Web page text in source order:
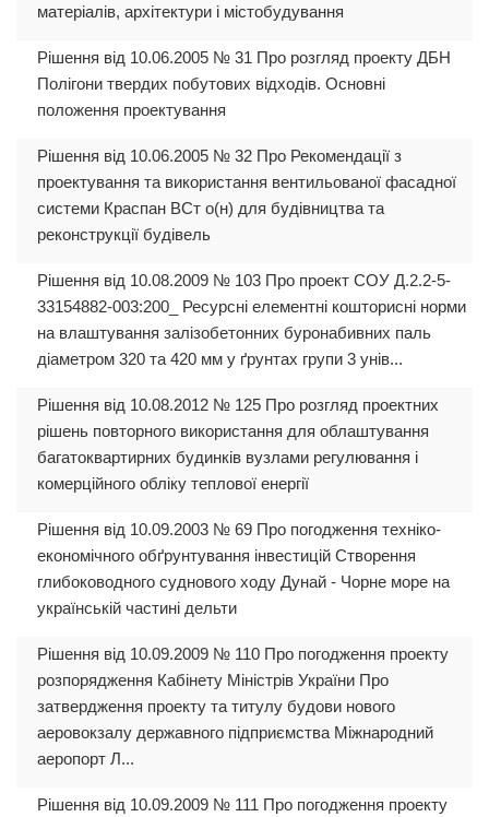
матеріалів, архітектури і містобудування
Рішення від 10.06.2005 № 31 Про розгляд проекту ДБН
Полігони твердих побутових відходів. Основні
положення проектування
Рішення від 10.06.2005 № 32 Про Рекомендації з
проектування та використання вентильованої фасадної
системи Краспан ВСт о(н) для будівництва та
реконструкції будівель
Рішення від 10.08.2009 № 103 Про проект СОУ Д.2.2-5-
33154882-003:200_ Ресурсні елементні кошторисні норми
на влаштування залізобетонних буронабивних паль
діаметром 320 та 420 мм у ґрунтах групи 3 унів...
Рішення від 10.08.2012 № 125 Про розгляд проектних
рішень повторного використання для облаштування
багатоквартирних будинків вузлами регулювання і
комерційного обліку теплової енергії
Рішення від 10.09.2003 № 69 Про погодження техніко-
економічного обґрунтування інвестицій Створення
глибоководного суднового ходу Дунай - Чорне море на
українській частині дельти
Рішення від 10.09.2009 № 110 Про погодження проекту
розпорядження Кабінету Міністрів України Про
затвердження проекту та титулу будови нового
аеровокзалу державного підприємства Міжнародний
аеропорт Л...
Рішення від 10.09.2009 № 111 Про погодження проекту